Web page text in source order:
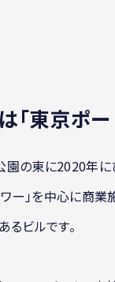
東京ポー
の東に2020年に
ワー」を中心に
るビルです。